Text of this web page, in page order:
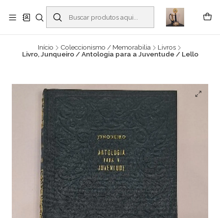
Buscantiguidades - Leilões. Colecionismo e antiguidades em Viana do
Castelo -
Leia mais
Início Coleccionismo / Memorabilia
Livros
Livro, Junqueiro / Antologia para a Juventude / Lello